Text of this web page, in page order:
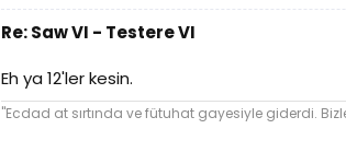
Re: Saw VI - Testere VI
Eh ya 12'ler kesin.
"Ecdad at sırtında ve fütuhat gayesiyle giderdi.